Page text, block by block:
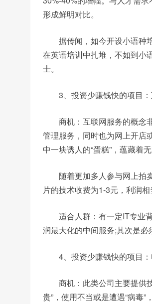
形成鲜明对比。
据传闻，如今开设小语种
在英语培训中扎堆，不如到小
士。
3、投资少赚钱快的项目
商机：互联网服务的概念
管理服务，同时也为网上开店
中一块诱人的“蛋糕”，蕴藏着无
随着更加多人参与网上拍
片的技术收费为1-3元，利润相
适合人群：有一定IT专业
润最大化的中间服务;其次是必
4、投资少赚钱快的项目
商机：此类公司主要提供
贵”，使用不当或是遭遇“病毒